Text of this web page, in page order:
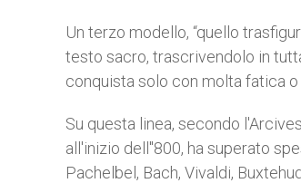
Un terzo modello, “quello
testo sacro, trascrivendolo in
conquista solo con molta fatica o
Su questa linea, secondo
all'inizio dell''800, ha superato
Pachelbel, Bach, Vivaldi,